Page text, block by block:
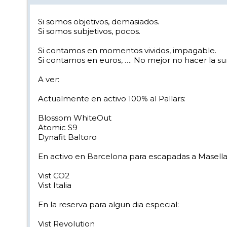
Si somos objetivos, demasiados.
Si somos subjetivos, pocos.
Si contamos en momentos vividos, impagable.
Si contamos en euros, …. No mejor no hacer la
A ver:
Actualmente en activo 100% al Pallars:
Blossom WhiteOut
Atomic S9
Dynafit Baltoro
En activo en Barcelona para escapadas a
Vist CO2
Vist Italia
En la reserva para algun dia especial:
Vist Revolution